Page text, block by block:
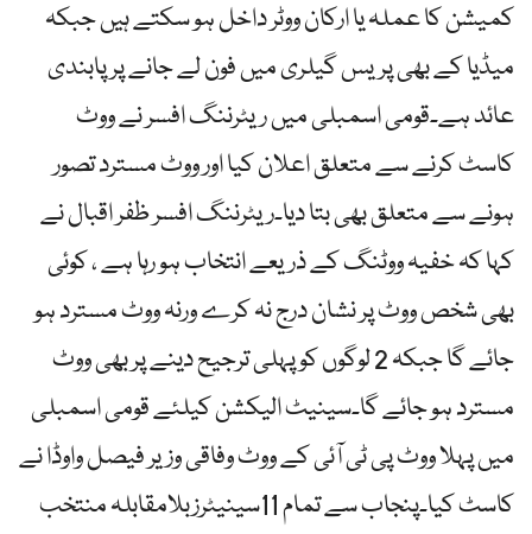
کمیشن کا عملہ یا ارکان ووٹر داخل ہو سکتے ہیں جبکہ
میڈیا کے بھی پریس گیلری میں فون لے جانے پر پابندی
عائد ہے۔قومی اسمبلی میں ریٹرننگ افسر نے ووٹ
کاسٹ کرنے سے متعلق اعلان کیا اور ووٹ مسترد تصور
ہونے سے متعلق بھی بتا دیا۔ریٹرننگ افسر ظفر اقبال نے
کہا کہ خفیہ ووٹنگ کے ذریعے انتخاب ہو رہا ہے ، کوئی
بھی شخص ووٹ پر نشان درج نہ کرے ورنہ ووٹ مسترد ہو
جائے گا جبکہ 2 لوگوں کو پہلی ترجیح دینے پر بھی ووٹ
مسترد ہو جائے گا۔سینیٹ الیکشن کیلئے قومی اسمبلی
میں پہلا ووٹ پی ٹی آئی کے ووٹ وفاقی وزیر فیصل واوڈا نے
کاسٹ کیا۔پنجاب سے تمام 11سینیٹرزبلامقابلہ منتخب